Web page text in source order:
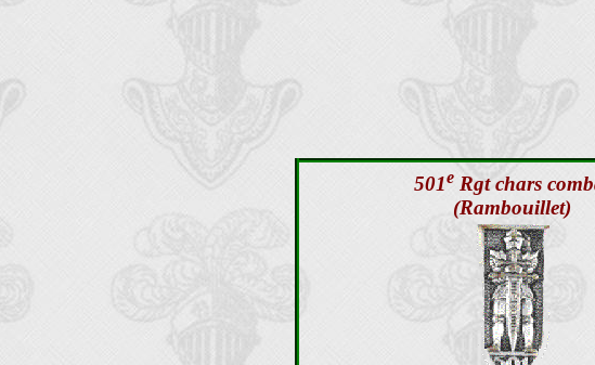
501eRgt chars
(Rambouillet)